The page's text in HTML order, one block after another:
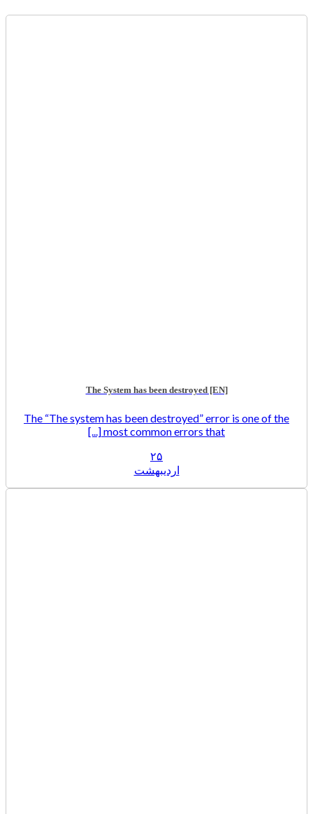
The System has been destroyed [EN]
The “The system has been destroyed” error is one of the
most common errors that [...]
۲۵
اردیبهشت